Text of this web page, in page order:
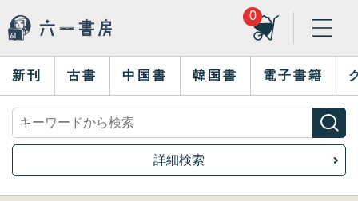
0
新刊 古書 中国書 韓国書 電子書籍
詳細検索